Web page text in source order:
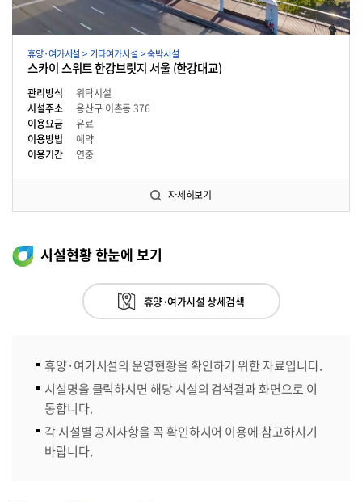
휴양·여가시설 > 기타여가시설 > 숙박시설
스카이 스위트 한강브릿지 서울 (한강대교)
관리방식
위탁시설
시설주소
용산구 이촌동 376
이용요금
유료
이용방법
예약
이용기간
연중
자세히보기
시설현황 한눈에 보기
휴양·여가시설 상세검색
휴양·여가시설의 운영현황을 확인하기 위한 자료입니다.
시설명을 클릭하시면 해당 시설의 검색결과 화면으로 이
동합니다.
각 시설별 공지사항을 꼭 확인하시어 이용에 참고하시기
바랍니다.